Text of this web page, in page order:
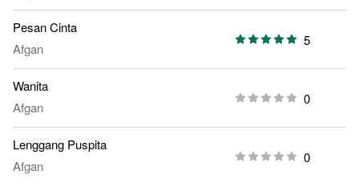
Pesan Cinta
Afgan
5
Wanita
Afgan
0
Lenggang Puspita
Afgan
0